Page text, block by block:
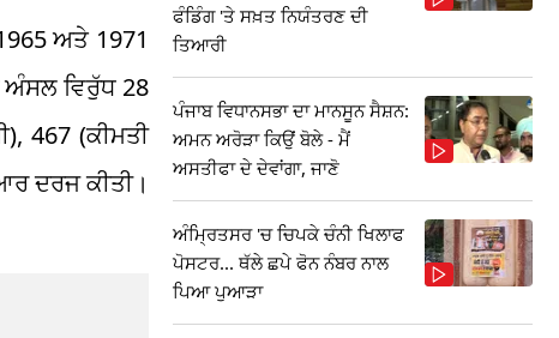
ਅਤੇ 1971
ਅੰਸਲ ਵਿਰੁੱਧ 28
467 (ਕੀਮਤੀ
ਦਰਜ ਕੀਤੀ।
ਫੰਡਿੰਗ 'ਤੇ ਸਖ਼ਤ ਨਿਯੰਤਰਣ ਦੀ
ਤਿਆਰੀ
ਪੰਜਾਬ ਵਿਧਾਨਸਭਾ ਦਾ ਮਾਨਸੂਨ ਸੈਸ਼ਨ:
ਅਮਨ ਅਰੋੜਾ ਕਿਉਂ ਬੋਲੇ - ਮੈਂ
ਅਸਤੀਫਾ ਦੇ ਦੇਵਾਂਗਾ, ਜਾਣੋ
ਅੰਮ੍ਰਿਤਸਰ 'ਚ ਚਿਪਕੇ ਚੰਨੀ ਖਿਲਾਫ
ਪੋਸਟਰ... ਥੱਲੇ ਛਪੇ ਫੋਨ ਨੰਬਰ ਨਾਲ
ਪਿਆ ਪੁਆੜਾ